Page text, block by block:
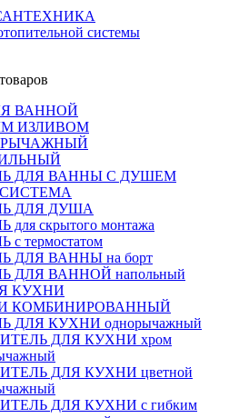
системы
ВАННОЙ
ИЗЛИВОМ
ДЛЯ ВАННЫ С ДУШЕМ
ДЛЯ ДУША
скрытого монтажа
термостатом
ДЛЯ ВАННЫ на борт
ДЛЯ ВАННОЙ напольный
КУХНИ
КОМБИНИРОВАННЫЙ
ДЛЯ КУХНИ однорычажный
ДЛЯ КУХНИ хром
ДЛЯ КУХНИ цветной
ДЛЯ КУХНИ с гибким